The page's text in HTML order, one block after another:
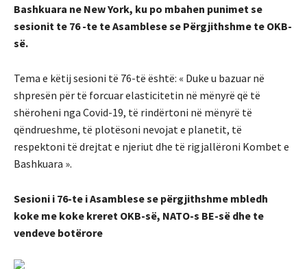
Bashkuara ne New York, ku po mbahen punimet se
sesionit te 76 -te te Asamblese se Përgjithshme te OKB-
së.
Tema e këtij sesioni të 76-të është: « Duke u bazuar në
shpresën për të forcuar elasticitetin në mënyrë që të
shëroheni nga Covid-19, të rindërtoni në mënyrë të
qëndrueshme, të plotësoni nevojat e planetit, të
respektoni të drejtat e njeriut dhe të rigjallëroni Kombet e
Bashkuara ».
Sesioni i 76-te i Asamblese se përgjithshme mbledh
koke me koke kreret OKB-së, NATO-s BE-së dhe te
vendeve botërore